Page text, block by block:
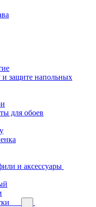
и защите напольных
для обоев
и аксессуары